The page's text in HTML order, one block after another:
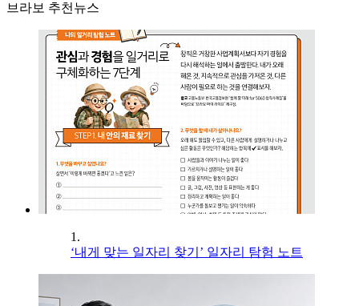
브라보 추천뉴스
1.
‘내게 맞는 일자리 찾기’ 일자리 탐험 노트